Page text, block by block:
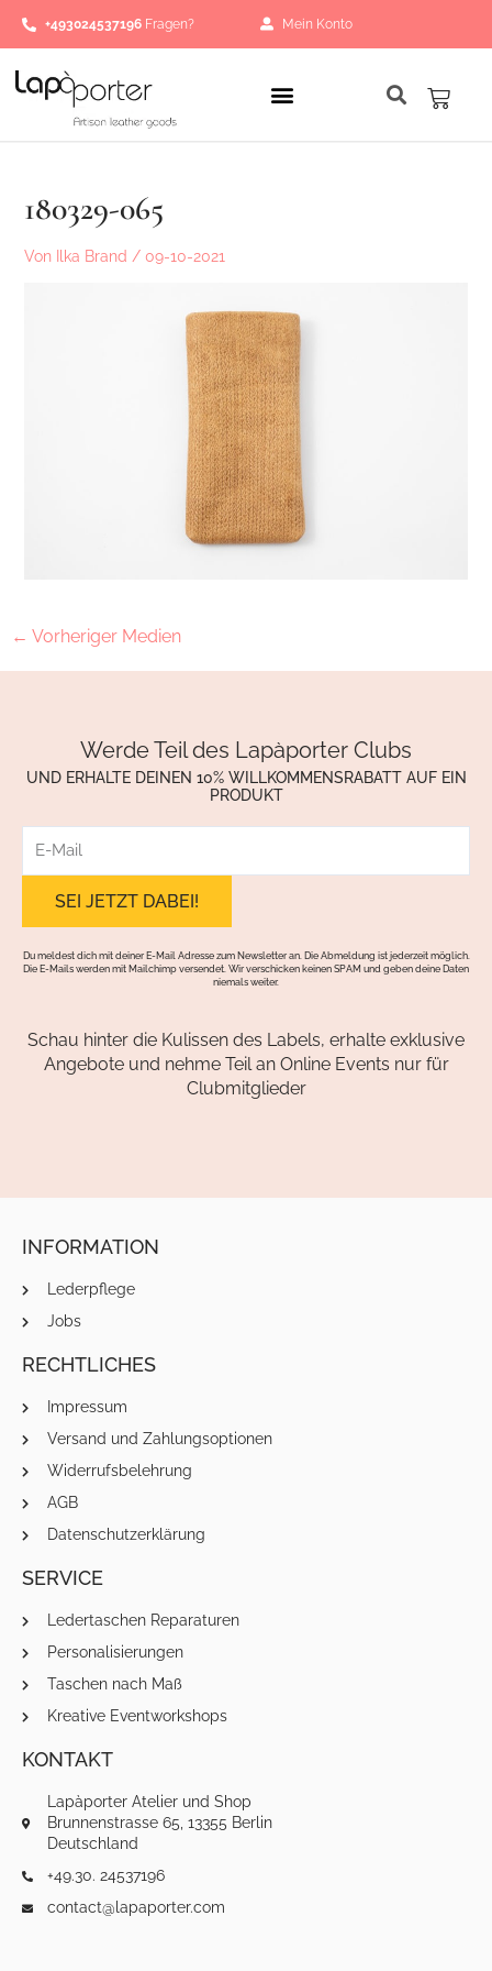
Inhalt
springen
+493024537196 Fragen? Mein Konto
180329-065
Von Ilka Brand / 09-10-2021
navigation
← Vorheriger Medien
Werde Teil des Lapàporter Clubs
UND ERHALTE DEINEN 10% WILLKOMMENSRABATT AUF EIN
PRODUKT
Mail
Du meldest dich mit deiner E-Mail Adresse zum Newsletter an. Die Abmeldung ist jederzeit möglich.
Die E-Mails werden mit Mailchimp versendet. Wir verschicken keinen SPAM und geben deine Daten
niemals weiter.
Schau hinter die Kulissen des Labels, erhalte exklusive
Angebote und nehme Teil an Online Events nur für
Clubmitglieder
INFORMATION
Lederpflege
Jobs
RECHTLICHES
Impressum
Versand und Zahlungsoptionen
Widerrufsbelehrung
AGB
Datenschutzerklärung
SERVICE
Ledertaschen Reparaturen
Personalisierungen
Taschen nach Maß
Kreative Eventworkshops
KONTAKT
Lapàporter Atelier und Shop
Brunnenstrasse 65, 13355 Berlin
Deutschland
+49.30. 24537196
contact@lapaporter.com